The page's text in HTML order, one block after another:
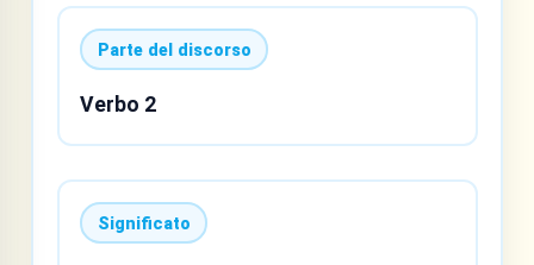
Parte del discorso
Verbo 2
Significato